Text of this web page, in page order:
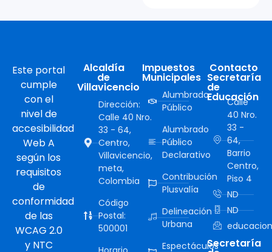
Este portal
cumple
con el
nivel de
accesibilidad
Web A
según los
requisitos
de
conformidad
de las
WCAG 2.0
y NTC
Alcaldía
de
Villavicencio
Dirección:
Calle 40 Nro.
33 - 64,
Centro,
Villavicencio,
meta,
Colombia
Código
Postal:
500001
Impuestos
Municipales
Alumbrado
Público
Alumbrado
Público
Declarativo
Contribución
Plusvalía
Delineación
Urbana
Espectáculos
Contacto
Secretaría
de
Educación
Calle
40 Nro.
33 -
64,
Barrio
Centro,
Piso 4
ND
ND
Secretaría